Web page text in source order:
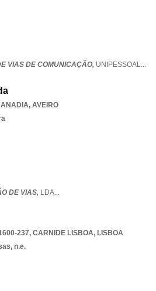
VIAS DE COMUNICAÇÃO, UNIPESSOAL...
, AVEIRO
DE VIAS, LDA...
237, CARNIDE LISBOA, LISBOA
n.e.